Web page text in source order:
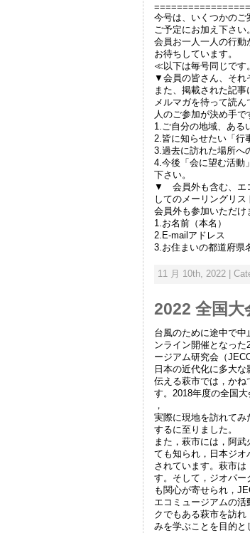
今号は、いくつかのご
ご予定にお加え下さい。
会員お一人一人の行動
お待ちしています。
≪以下は毎号同じで
▼会員の皆さん、それ
また、掲載された記事
メルマガを待って読
人のご参加が決め手
1.ご自分の地域、ある
2.皆に知らせたい「行
3.過去に訪れた場所へ
4.今後「会に望む活動
下さい。
▼ 会員外も含む、エ
してのメーリングリス
会員外も参加いただけ
1.お名前（本名）
2.E-mailアドレス
3.お住まいの都道府県
11 月 10th, 2022 |
2022 全国
台風のために途中で
ンライン開催となった
ージアム研究会（
日本の近代化に多大
伝える萩市では，かね
す。2018年度の全国
，
実際に現地を訪れて
するに至りました。
また，萩市には，阿
ても知られ，日本ジオ
されています。萩市
す。そして，ジオパー
も関心が寄せられ，
エコミュージアムの
クでもある萩市を訪
みを学ぶことを目的